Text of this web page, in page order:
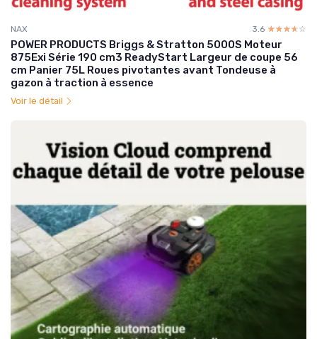
NAX 3.6 ☆☆☆☆☆
★★★★★
POWER PRODUCTS Briggs & Stratton 5000S Moteur
875Exi Série 190 cm3 ReadyStart Largeur de coupe 56
cm Panier 75L Roues pivotantes avant Tondeuse à
gazon à traction à essence
Voir le détail